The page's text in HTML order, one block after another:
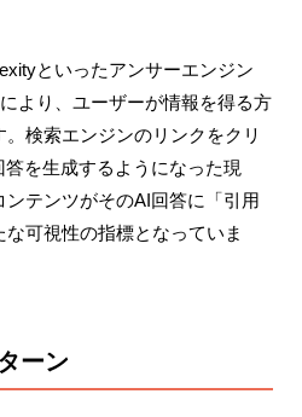
といったアンサーエンジン
より、ユーザーが情報を得る方
検索エンジンのリンクをクリ
を生成するようになった現
テンツがそのAI回答に「引用
可視性の指標となっていま
ーン